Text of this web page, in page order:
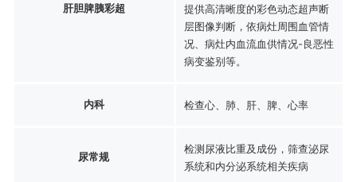
肝胆脾胰彩超
提供高清晰度的彩色动态超声断
层图像判断，依病灶周围血管情
况、病灶内血流血供情况-良恶性
病变鉴别等。
内科 检查心、肺、肝、脾、心率
尿常规
检测尿液比重及成份，筛查泌尿
系统和内分泌系统相关疾病